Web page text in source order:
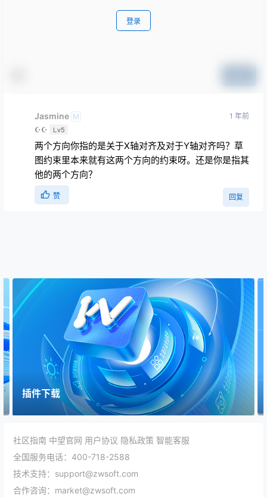
登录
Jasmine M
☪☪
Lv5
1 年前
两个方向你指的是关于X轴对齐及对于Y轴对齐吗？草
图约束里本来就有这两个方向的约束呀。还是你是指其
他的两个方向？
赞 回复
插件下载
社区指南 中望官网 用户协议 隐私政策 智能客服
全国服务电话：400-718-2588
技术支持：support@zwsoft.com
合作咨询：market@zwsoft.com